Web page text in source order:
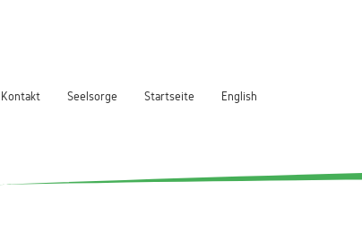
Kontakt Seelsorge Startseite English